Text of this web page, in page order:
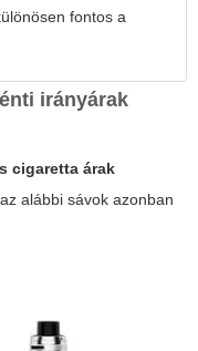
fontos a
irányárak
cigaretta árak
alábbi sávok azonban